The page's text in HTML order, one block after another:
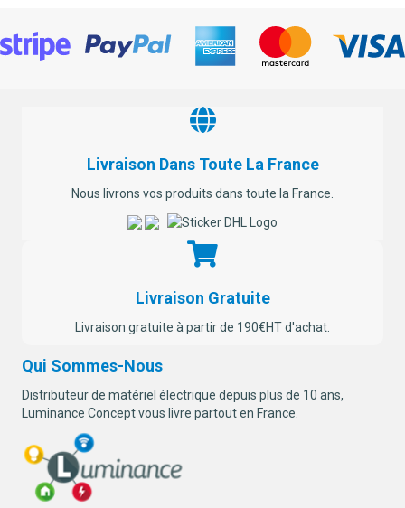
Livraison Dans Toute La France
Nous livrons vos produits dans toute la France.
Livraison Gratuite
Livraison gratuite à partir de 190€HT d'achat.
Qui Sommes-Nous
Distributeur de matériel électrique depuis plus de 10 ans,
Luminance Concept vous livre partout en France.